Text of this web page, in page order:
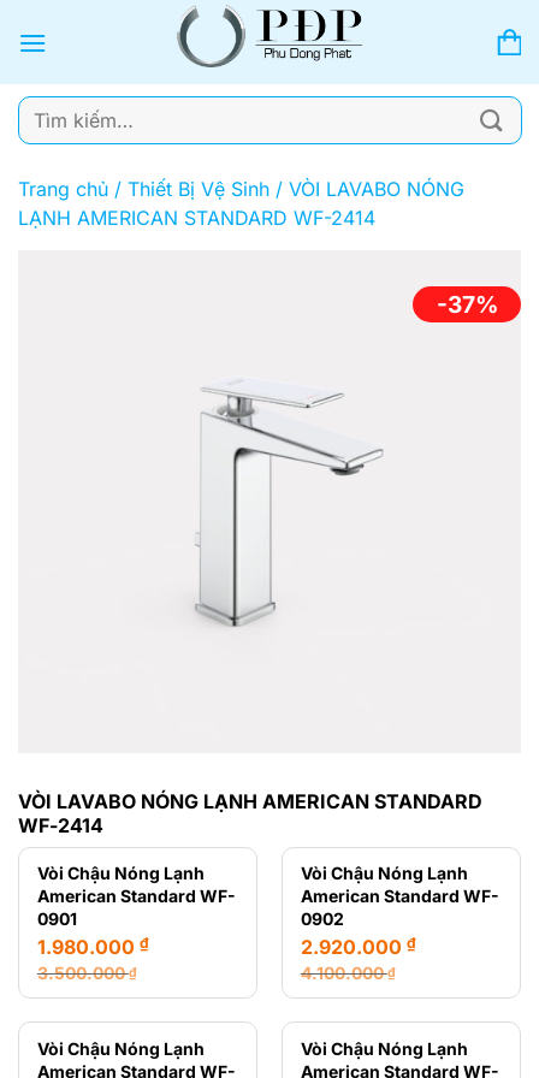
qua
dung
Tìm
kiếm:
Trang chủ / Thiết Bị Vệ Sinh / VÒI LAVABO NÓNG
LẠNH AMERICAN STANDARD WF-2414
-37%
VÒI LAVABO NÓNG LẠNH AMERICAN STANDARD
WF-2414
Vòi Chậu Nóng Lạnh
American Standard WF-
0901
3.500.000₫
Giá
gốc
là:
3.500.000 ₫.
1.980.000 ₫
Giá
hiện
tại
là:
Vòi Chậu Nóng Lạnh
American Standard WF-
0902
4.100.000₫
Giá
gốc
là:
4.100.000 ₫.
2.920.000 ₫
Giá
hiện
tại
là:
Vòi Chậu Nóng Lạnh
American Standard WF-
Vòi Chậu Nóng Lạnh
American Standard WF-